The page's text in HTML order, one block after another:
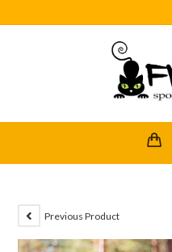
Previous Product